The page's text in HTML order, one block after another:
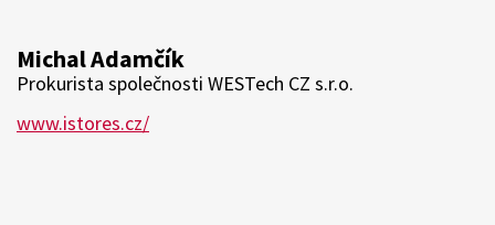
velmi ceníme.